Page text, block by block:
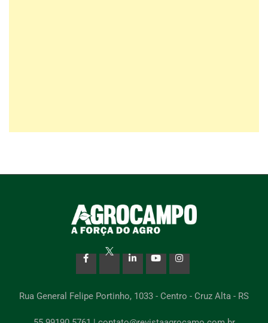
Rua General Felipe Portinho, 1033 - Centro - Cruz Alta - RS